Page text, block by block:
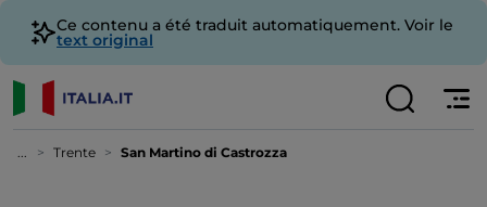
Ce contenu a été traduit automatiquement. Voir le
text original
... Trente San Martino di Castrozza